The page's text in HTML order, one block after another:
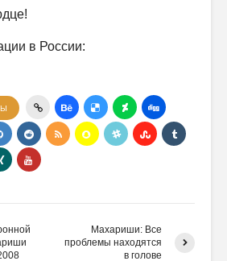
в России:
Махариши: Все
проблемы находятся
в голове